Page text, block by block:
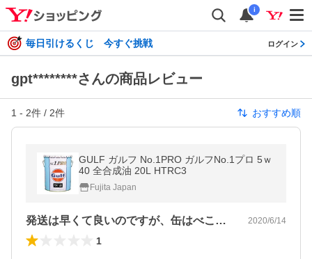
i
毎日引けるくじ 今すぐ挑戦 ログイン
gpt********さんの商品レビュー
1 - 2件 / 2件 おすすめ順
GULF ガルフ No.1PRO ガルフNo.1プロ 5ｗ
40 全合成油 20L HTRC3
Fujita Japan
発送は早くて良いのですが、缶はべこべこ… 2020/6/14
1